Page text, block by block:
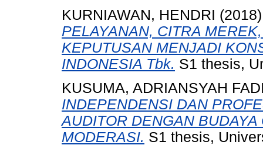
KURNIAWAN, HENDRI
PELAYANAN, CITRA
KEPUTUSAN MENJADI
INDONESIA Tbk. S1 thesis,
KUSUMA, ADRIANSYAH
INDEPENDENSI DAN
AUDITOR DENGAN
MODERASI. S1 thesis,